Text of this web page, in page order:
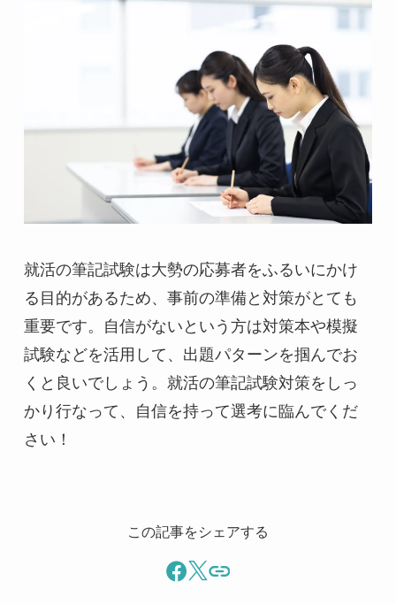
就活の筆記試験は大勢の応募者をふるいにかけ
る目的があるため、事前の準備と対策がとても
重要です。自信がないという方は対策本や模擬
試験などを活用して、出題パターンを掴んでお
くと良いでしょう。就活の筆記試験対策をしっ
かり行なって、自信を持って選考に臨んでくだ
さい！
この記事をシェアする